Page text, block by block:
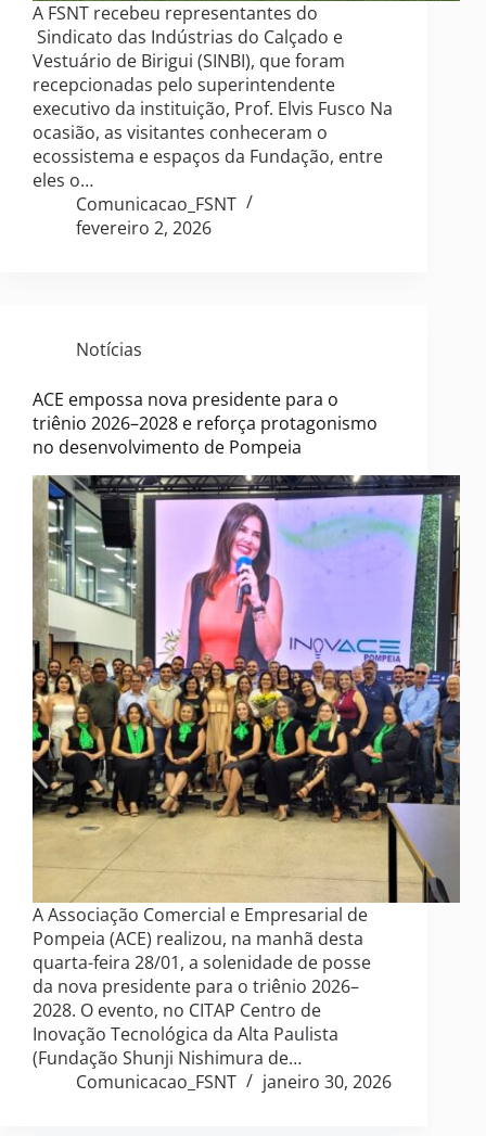
A FSNT recebeu representantes do
Sindicato das Indústrias do Calçado e
Vestuário de Birigui (SINBI), que foram
recepcionadas pelo superintendente
executivo da instituição, Prof. Elvis Fusco Na
ocasião, as visitantes conheceram o
ecossistema e espaços da Fundação, entre
eles o…
Comunicacao_FSNT
fevereiro 2, 2026
Notícias
ACE empossa nova presidente para o
triênio 2026–2028 e reforça protagonismo
no desenvolvimento de Pompeia
A Associação Comercial e Empresarial de
Pompeia (ACE) realizou, na manhã desta
quarta-feira 28/01, a solenidade de posse
da nova presidente para o triênio 2026–
2028. O evento, no CITAP Centro de
Inovação Tecnológica da Alta Paulista
(Fundação Shunji Nishimura de…
Comunicacao_FSNT
janeiro 30, 2026